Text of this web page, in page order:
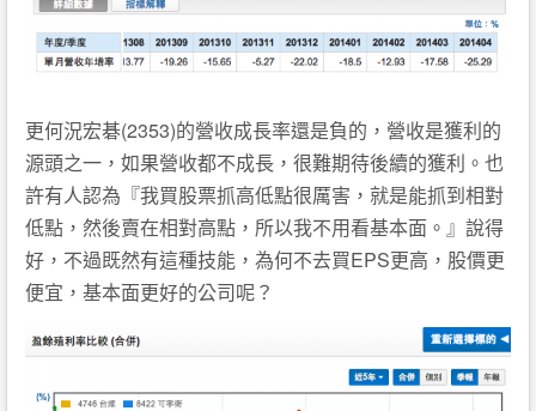
更何況宏碁(2353)的營收成長率還是負的，營收是獲利的
源頭之一，如果營收都不成長，很難期待後續的獲利。也
許有人認為『我買股票抓高低點很厲害，就是能抓到相對
低點，然後賣在相對高點，所以我不用看基本面。』說得
好，不過既然有這種技能，為何不去買EPS更高，股價更
便宜，基本面更好的公司呢？